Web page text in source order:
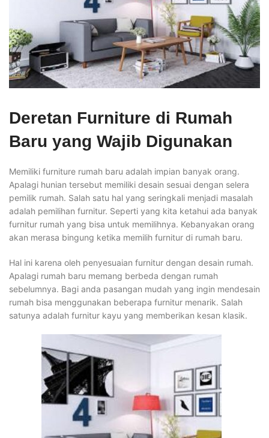
Deretan Furniture di Rumah
Baru yang Wajib Digunakan
Memiliki furniture rumah baru adalah impian banyak orang.
Apalagi hunian tersebut memiliki desain sesuai dengan selera
pemilik rumah. Salah satu hal yang seringkali menjadi masalah
adalah pemilihan furnitur. Seperti yang kita ketahui ada banyak
furnitur rumah yang bisa untuk memilihnya. Kebanyakan orang
akan merasa bingung ketika memilih furnitur di rumah baru.
Hal ini karena oleh penyesuaian furnitur dengan desain rumah.
Apalagi rumah baru memang berbeda dengan rumah
sebelumnya. Bagi anda pasangan mudah yang ingin mendesain
rumah bisa menggunakan beberapa furnitur menarik. Salah
satunya adalah furnitur kayu yang memberikan kesan klasik.